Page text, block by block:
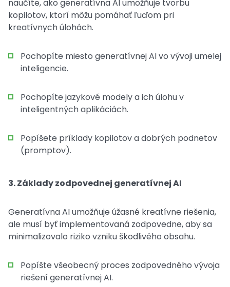
naučíte, ako generatívna AI umožňuje tvorbu
kopilotov, ktorí môžu pomáhať ľuďom pri
kreatívnych úlohách.
Pochopíte miesto generatívnej AI vo vývoji umelej
inteligencie.
Pochopíte jazykové modely a ich úlohu v
inteligentných aplikáciách.
Popíšete príklady kopilotov a dobrých podnetov
(promptov).
3. Základy zodpovednej generatívnej AI
Generatívna AI umožňuje úžasné kreatívne riešenia,
ale musí byť implementovaná zodpovedne, aby sa
minimalizovalo riziko vzniku škodlivého obsahu.
Popíšte všeobecný proces zodpovedného vývoja
riešení generatívnej AI.